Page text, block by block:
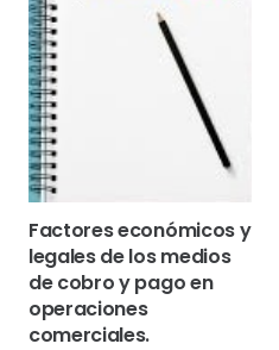
Factores económicos y
legales de los medios
de cobro y pago en
operaciones
comerciales.